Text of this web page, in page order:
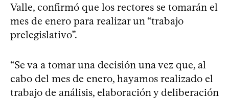
Valle, confirmó que los rectores se tomarán el
mes de enero para realizar un “trabajo
prelegislativo”.
“Se va a tomar una decisión una vez que, al
cabo del mes de enero, hayamos realizado el
trabajo de análisis, elaboración y deliberación